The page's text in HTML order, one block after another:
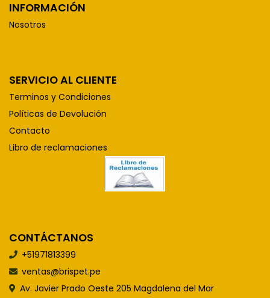
INFORMACIÓN
Nosotros
SERVICIO AL CLIENTE
Terminos y Condiciones
Políticas de Devolución
Contacto
Libro de reclamaciones
CONTÁCTANOS
+51971813399
ventas@brispet.pe
Av. Javier Prado Oeste 205 Magdalena del Mar